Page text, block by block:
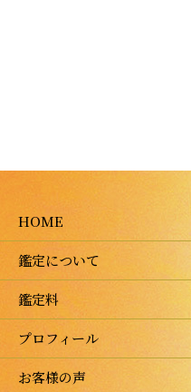
HOME
鑑定について
鑑定料
プロフィール
お客様の声